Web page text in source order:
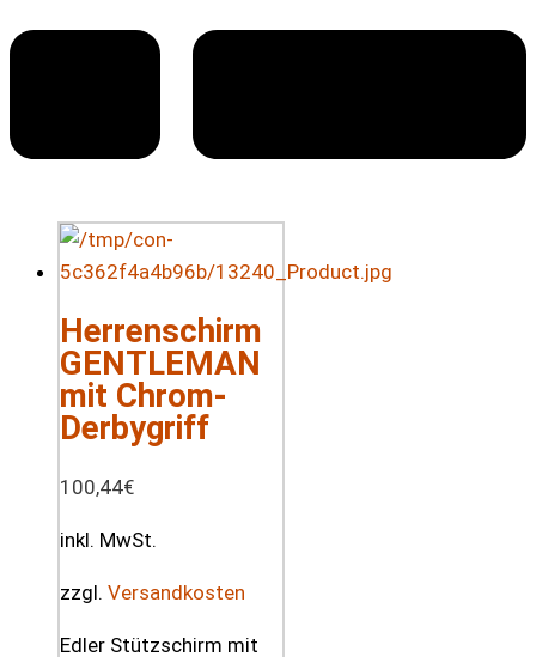
Herrenschirm
GENTLEMAN
mit Chrom-
Derbygriff
100,44€
inkl. MwSt.
zzgl. Versandkosten
Edler Stützschirm mit